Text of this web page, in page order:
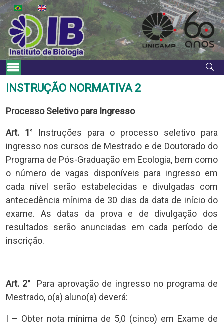
Skip to main content
Main Menu
INSTRUÇÃO NORMATIVA 2
Processo Seletivo para Ingresso​​
Art. 1° Instruções para o processo seletivo para
ingresso nos cursos de Mestrado e de Doutorado do
Programa de Pós-Graduação em Ecologia, bem como
o número de vagas disponíveis para ingresso em
cada nível serão estabelecidas e divulgadas com
antecedência mínima de 30 dias da data de início do
exame. As datas da prova e de divulgação dos
resultados serão anunciadas em cada período de
inscrição.
Art. 2° Para aprovação de ingresso no programa de
Mestrado, o(a) aluno(a) deverá:
I – Obter nota mínima de 5,0 (cinco) em Exame de